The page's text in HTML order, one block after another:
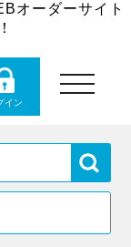
オーダーサイト
イン
toggle
navigation